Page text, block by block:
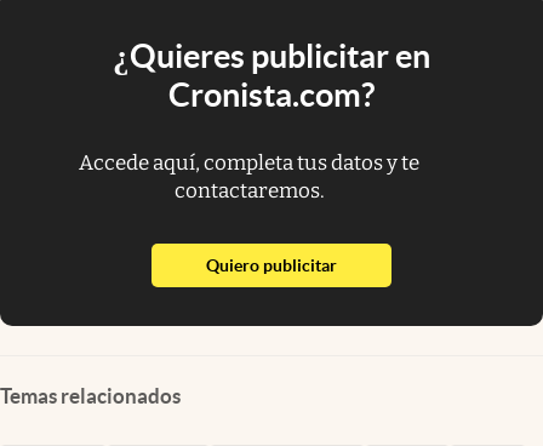
¿Quieres publicitar en
Cronista.com?
Accede aquí, completa tus datos y te
contactaremos.
Quiero publicitarabre en nueva pestaña
Temas relacionados